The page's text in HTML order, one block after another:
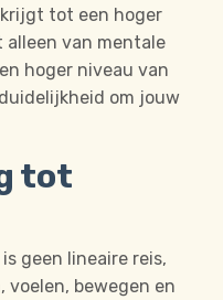
tot een hoger
alleen van mentale
hoger niveau van
om jouw
tot
geen lineaire reis,
voelen, bewegen en